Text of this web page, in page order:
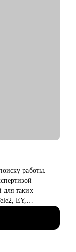
работы.
для таких
EY,
10 лет
search проекты